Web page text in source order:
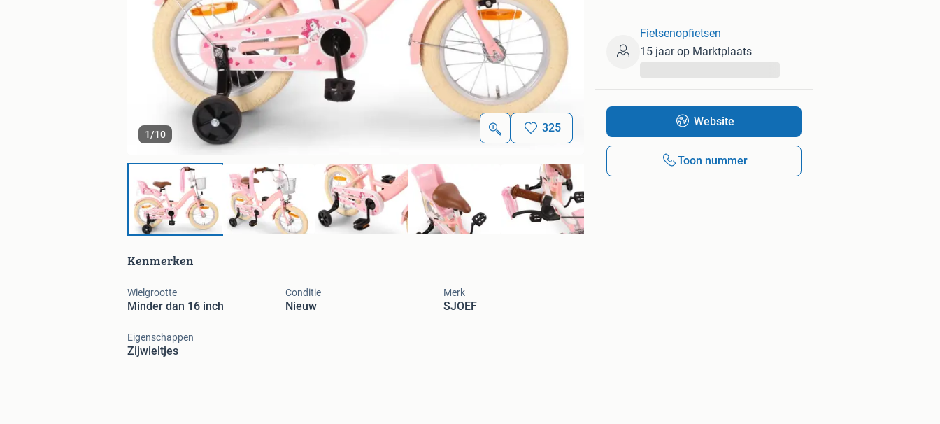
1/10 325
Kenmerken
Wielgrootte
Minder dan 16 inch
Conditie
Nieuw
Merk
SJOEF
Eigenschappen
Zijwieltjes
Fietsenopfietsen
15 jaar op Marktplaats
Website
Toon nummer